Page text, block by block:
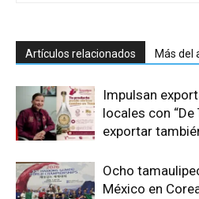
Artículos relacionados Más del
Impulsan
locales con “De
exportar
Ocho
México en